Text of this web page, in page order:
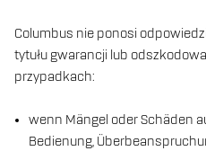
Columbus nie ponosi
tytułu gwarancji lub
przypadkach:
wenn Mängel oder Schäden
Bedienung,